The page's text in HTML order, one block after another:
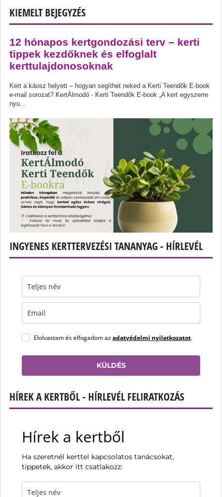
KIEMELT BEJEGYZÉS
12 hónapos kertgondozási terv – kerti
tippek kezdőknek és elfoglalt
kerttulajdonosoknak
Kert a káosz helyett – hogyan segíthet neked a Kerti Teendők E-book
e-mail sorozat? KertÁlmodó - Kerti Teendők E-book „A kert egyszerre
nyu...
INGYENES KERTTERVEZÉSI TANANYAG - HÍRLEVÉL
Elolvastam és elfogadom azadatvédelmi nyilatkozatot.
KÜLDÉS
HÍREK A KERTBŐL - HÍRLEVÉL FELIRATKOZÁS
Hírek a kertből
Ha szeretnél kerttel kapcsolatos tanácsokat,
tippetek, akkor itt csatlakozz: